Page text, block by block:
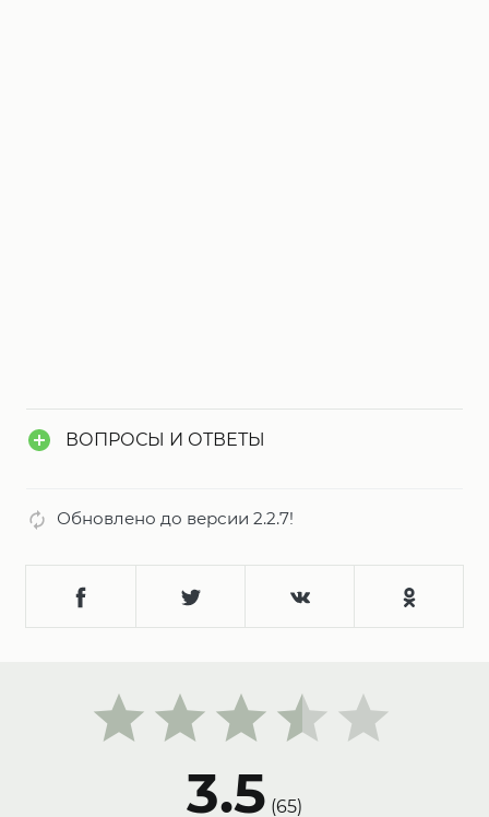
ВОПРОСЫ И ОТВЕТЫ
Обновлено до версии 2.2.7!
3.5 (65)